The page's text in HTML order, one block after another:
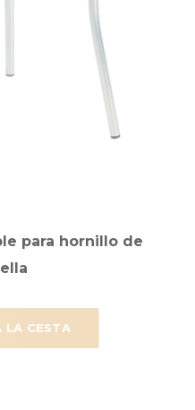
LA CESTA
para hornillo de